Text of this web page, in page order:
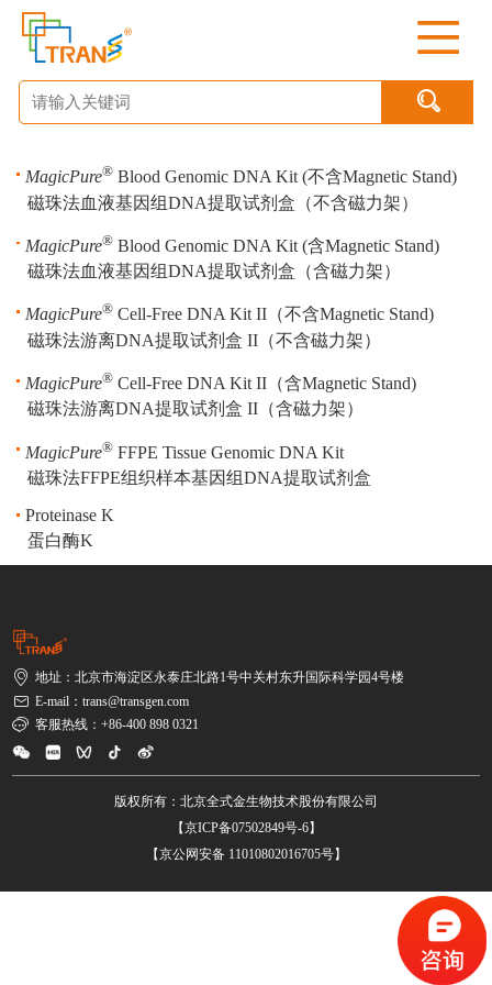

MagicPure® Blood Genomic DNA Kit (不含Magnetic Stand)
磁珠法血液基因组DNA提取试剂盒（不含磁力架）
MagicPure® Blood Genomic DNA Kit (含Magnetic Stand)
磁珠法血液基因组DNA提取试剂盒（含磁力架）
MagicPure® Cell-Free DNA Kit II（不含Magnetic Stand)
磁珠法游离DNA提取试剂盒 II（不含磁力架）
MagicPure® Cell-Free DNA Kit II（含Magnetic Stand)
磁珠法游离DNA提取试剂盒 II（含磁力架）
MagicPure® FFPE Tissue Genomic DNA Kit
磁珠法FFPE组织样本基因组DNA提取试剂盒
Proteinase K
蛋白酶K
地址：北京市海淀区永泰庄北路1号中关村东升国际科学园4号楼
E-mail：trans@transgen.com
客服热线：+86-400 898 0321
版权所有：北京全式金生物技术股份有限公司
【京ICP备07502849号-6】
【京公网安备 11010802016705号】